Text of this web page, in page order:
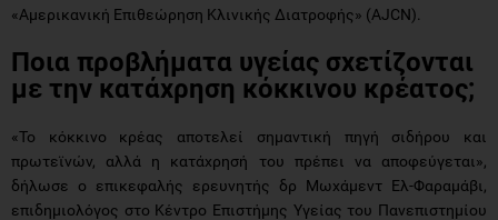
«Αμερικανική Επιθεώρηση Κλινικής Διατροφής» (AJCN).
Ποια προβλήματα υγείας σχετίζονται
με την κατάχρηση κόκκινου κρέατος;
«Το κόκκινο κρέας αποτελεί σημαντική πηγή σιδήρου και
πρωτεϊνών, αλλά η κατάχρησή του πρέπει να αποφεύγεται»,
δήλωσε ο επικεφαλής ερευνητής δρ Μωχάμεντ Ελ-Φαραμάβι,
επιδημιολόγος στο Κέντρο Επιστήμης Υγείας του Πανεπιστημίου